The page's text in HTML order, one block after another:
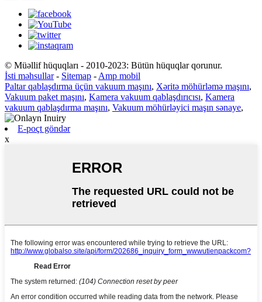
© Müəllif hüquqları - 2010-2023: Bütün hüquqlar qorunur.
İsti məhsullar- Sitemap -Amp mobil
Paltar qablaşdırma üçün vakuum maşını, Xəritə möhürləmə maşını,
Vakuum paket maşını, Kamera vakuum qablaşdırıcısı, Kamera
vakuum qablaşdırma maşını, Vakuum möhürləyici maşın sənaye,
E-poçt göndər
x